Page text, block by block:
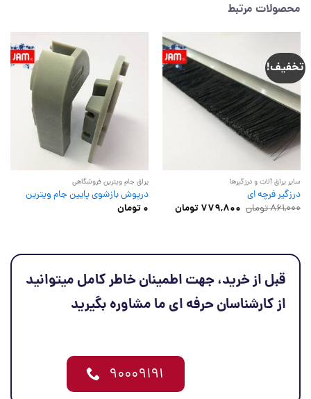
محصولات مرتبط
تخفیف!
سایر یراق آلات و درزگیرها
درزگیر فرچه ای
861,000تومان قیمت
779,800تومانقیمت
فعلی
یراق جام ویترین فروشگاهی
درپوش بازشوی پایین جام ویترین
0تومان
قبل از خرید، جهت اطمینان خاطر کامل میتوانید
از کارشناسان حرفه ای ما مشاوره بگیرید
۹۰۰۰۹۱۹۱